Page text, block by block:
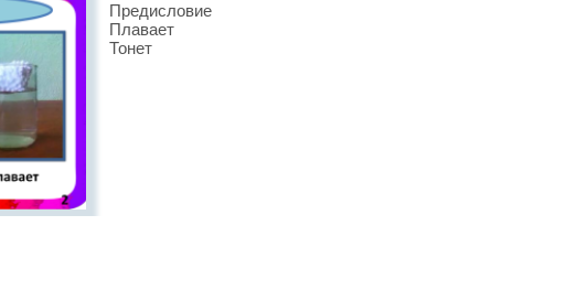
Предисловие
Плавает
Тонет